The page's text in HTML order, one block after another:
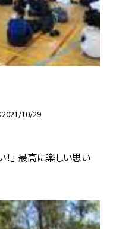
2021/10/29
！」 最高に楽しい思い